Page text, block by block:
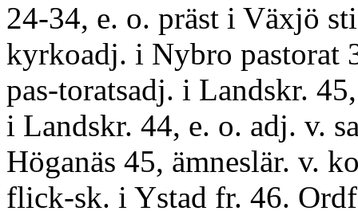
24-34, e. o. präst i Växjö
kyrkoadj. i Nybro pastorat
pas-toratsadj. i Landskr.
i Landskr. 44, e. o. adj. v.
Höganäs 45, ämneslär. v.
flick-sk. i Ystad fr. 46.